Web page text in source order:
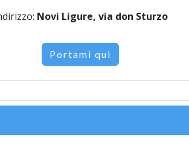
Novi Ligure, via don Sturzo
Portami qui